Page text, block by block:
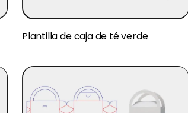
Plantilla de caja de té verde